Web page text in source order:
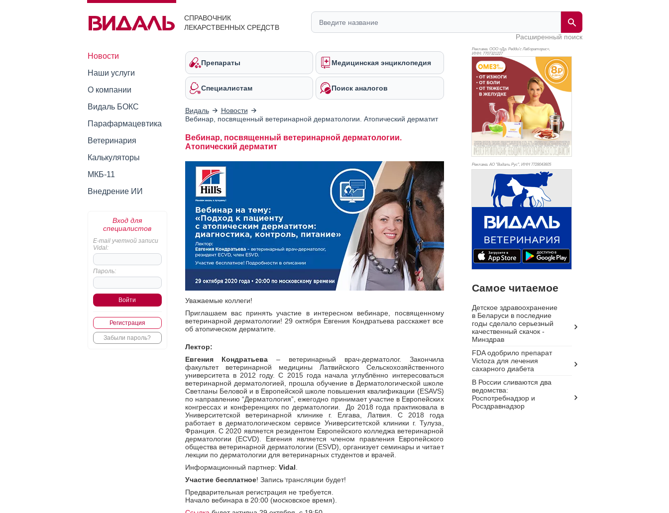
СПРАВОЧНИК
ЛЕКАРСТВЕННЫХ СРЕДСТВ
Расширенный поиск
Новости
Наши услуги
О компании
Видаль БОКС
Парафармацевтика
Ветеринария
Калькуляторы
МКБ-11
Внедрение ИИ
Вход для
специалистов
E-mail учетной записи
Vidal:
Пароль:
Регистрация
Забыли пароль?
Препараты Медицинская энциклопедия
Специалистам Поиск аналогов
Видаль
Новости
Вебинар, посвященный ветеринарной дерматологии. Атопический дерматит
Вебинар, посвященный ветеринарной дерматологии.
Атопический дерматит
Уважаемые коллеги!
Приглашаем вас принять участие в интересном вебинаре, посвященному
ветеринарной дерматологии! 29 октября Евгения Кондратьева расскажет все
об атопическом дерматите.
Лектор:
Евгения Кондратьева – ветеринарный врач-дерматолог. Закончила
факультет ветеринарной медицины Латвийского Сельскохозяйственного
университета в 2012 году. С 2015 года начала углублённо интересоваться
ветеринарной дерматологией, прошла обучение в Дерматологической школе
Светланы Беловой и в Европейской школе повышения квалификации (ESAVS)
по направлению “Дерматология”, ежегодно принимает участие в Европейских
конгрессах и конференциях по дерматологии. До 2018 года практиковала в
Университетской ветеринарной клинике г. Елгава, Латвия. С 2018 года
работает в дерматологическом сервисе Университетской клиники г. Тулуза,
Франция. С 2020 является резидентом Европейского колледжа ветеринарной
дерматологии (ECVD). Евгения является членом правления Европейского
общества ветеринарной дерматологии (ESVD), организует семинары и читает
лекции по дерматологии для ветеринарных студентов и врачей.
Информационный партнер: Vidal
Участие бесплатное! Запись трансляции будет!
Предварительная регистрация не требуется.
Начало вебинара в 20:00 (московское время).
Реклама. ООО «Др. Редди’с Лабораторис»,
ИНН: 7707321227
Реклама. АО "Видаль Рус", ИНН 7728043605
Самое читаемое
Детское здравоохранение
в Беларуси в последние
годы сделало серьезный
качественный скачок -
Минздрав
FDA одобрило препарат
Victoza для лечения
сахарного диабета
В России сливаются два
ведомства:
Роспотребнадзор и
Росздравнадзор